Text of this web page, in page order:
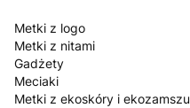
Metki z logo
Metki z nitami
Gadżety
Meciaki
Metki z ekoskóry i ekozamszu